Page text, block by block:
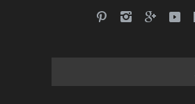
مهلت
پنجمین مسابقۀ بین‌المللی